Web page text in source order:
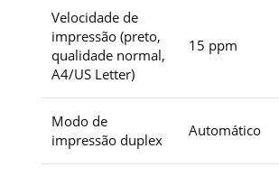
Velocidade de
impressão (preto,
qualidade normal,
A4/US Letter)
15 ppm
Modo de
impressão duplex
Automático